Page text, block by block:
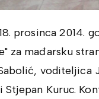
prosinca 2014.
za mađarsku
voditeljica
Stjepan Kuruc.